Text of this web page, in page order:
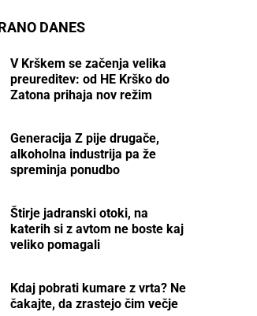
DANES
V Krškem se začenja velika
preureditev: od HE Krško do
Zatona prihaja nov režim
Generacija Z pije drugače,
alkoholna industrija pa že
spreminja ponudbo
Štirje jadranski otoki, na
katerih si z avtom ne boste kaj
veliko pomagali
Kdaj pobrati kumare z vrta? Ne
čakajte, da zrastejo čim večje